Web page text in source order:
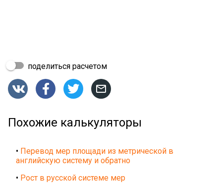
поделиться расчетом
   
Похожие калькуляторы
• Перевод мер площади из метрической в
английскую систему и обратно
• Рост в русской системе мер